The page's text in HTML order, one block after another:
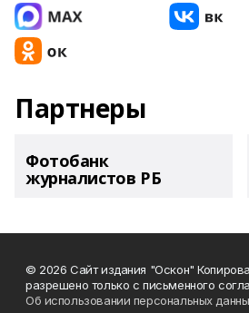
Партнеры
Фотобанк
журналистов РБ
© 2026 Сайт издания "Оскон"
разрешено только с письменного
Об использовании персональных